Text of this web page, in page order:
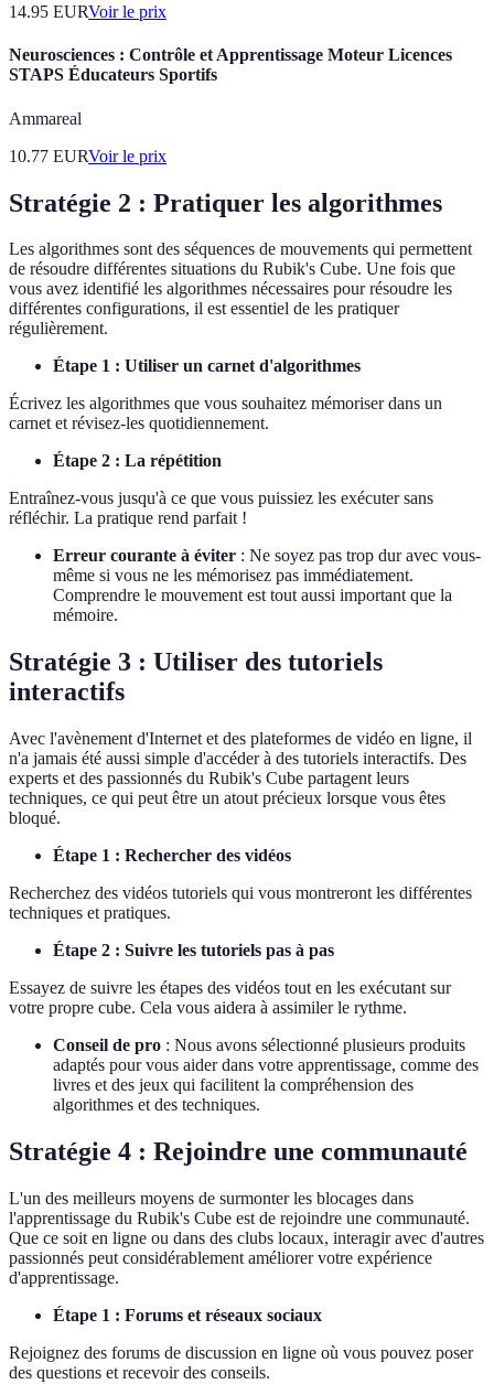
14.95 EURVoir le prix
Neurosciences : Contrôle et Apprentissage Moteur Licences
STAPS Éducateurs Sportifs
Ammareal
10.77 EURVoir le prix
Stratégie 2 : Pratiquer les algorithmes
Les algorithmes sont des séquences de mouvements qui permettent
de résoudre différentes situations du Rubik's Cube. Une fois que
vous avez identifié les algorithmes nécessaires pour résoudre les
différentes configurations, il est essentiel de les pratiquer
régulièrement.
Étape 1 : Utiliser un carnet d'algorithmes
Écrivez les algorithmes que vous souhaitez mémoriser dans un
carnet et révisez-les quotidiennement.
Étape 2 : La répétition
Entraînez-vous jusqu'à ce que vous puissiez les exécuter sans
réfléchir. La pratique rend parfait !
Erreur courante à éviter : Ne soyez pas trop dur avec vous-
même si vous ne les mémorisez pas immédiatement.
Comprendre le mouvement est tout aussi important que la
mémoire.
Stratégie 3 : Utiliser des tutoriels
interactifs
Avec l'avènement d'Internet et des plateformes de vidéo en ligne, il
n'a jamais été aussi simple d'accéder à des tutoriels interactifs. Des
experts et des passionnés du Rubik's Cube partagent leurs
techniques, ce qui peut être un atout précieux lorsque vous êtes
bloqué.
Étape 1 : Rechercher des vidéos
Recherchez des vidéos tutoriels qui vous montreront les différentes
techniques et pratiques.
Étape 2 : Suivre les tutoriels pas à pas
Essayez de suivre les étapes des vidéos tout en les exécutant sur
votre propre cube. Cela vous aidera à assimiler le rythme.
Conseil de pro : Nous avons sélectionné plusieurs produits
adaptés pour vous aider dans votre apprentissage, comme des
livres et des jeux qui facilitent la compréhension des
algorithmes et des techniques.
Stratégie 4 : Rejoindre une communauté
L'un des meilleurs moyens de surmonter les blocages dans
l'apprentissage du Rubik's Cube est de rejoindre une communauté.
Que ce soit en ligne ou dans des clubs locaux, interagir avec d'autres
passionnés peut considérablement améliorer votre expérience
d'apprentissage.
Étape 1 : Forums et réseaux sociaux
Rejoignez des forums de discussion en ligne où vous pouvez poser
des questions et recevoir des conseils.